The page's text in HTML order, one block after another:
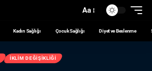
Aa
Kadın Sağlığı Çocuk Sağlığı Diyet ve Beslenme
İKLIM DEĞIŞIKLIĞI